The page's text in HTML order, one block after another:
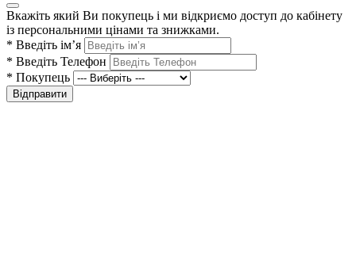
Вкажіть який Ви покупець і ми відкриємо доступ до кабінету
із персональними цінами та знижками.
* Введіть ім’я
* Введіть Телефон
* Покупець
Відправити